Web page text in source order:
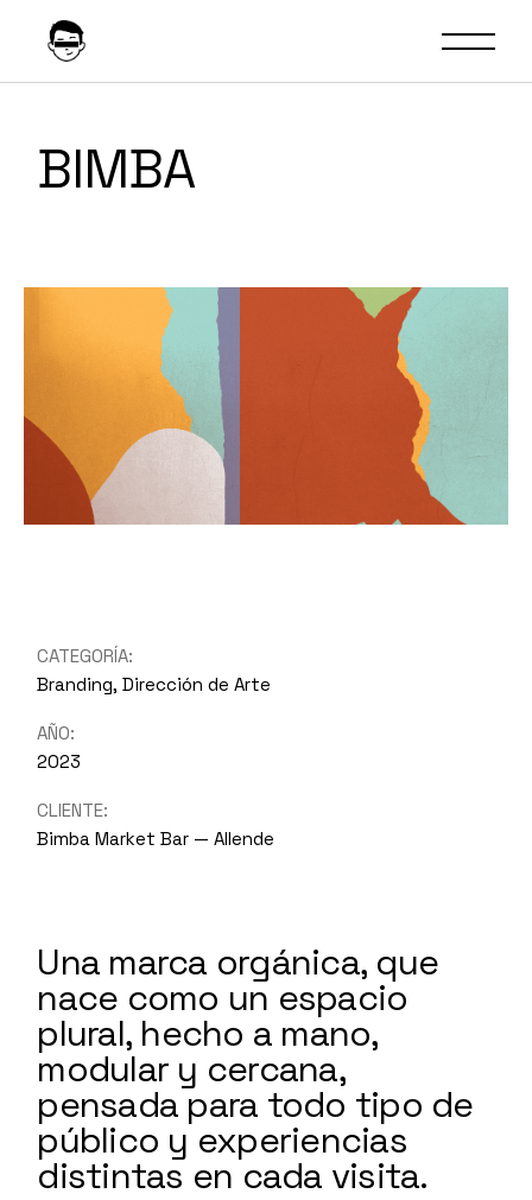
BIMBA
CATEGORÍA:
Branding, Dirección de Arte
AÑO:
2023
CLIENTE:
Bimba Market Bar — Allende
Una marca orgánica, que
nace como un espacio
plural, hecho a mano,
modular y cercana,
pensada para todo tipo de
público y experiencias
distintas en cada visita.